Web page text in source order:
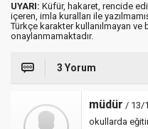
UYARI: Küfür, hakaret, rencide
içeren, imla kuralları ile
Türkçe karakter kullanılmayan ve
onaylanmamaktadır.
3 Yorum
müdür / 13/
okullarda